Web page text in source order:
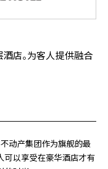
店。为客人提供融合
动产集团作为旗舰的最
可以享受在豪华酒店才有